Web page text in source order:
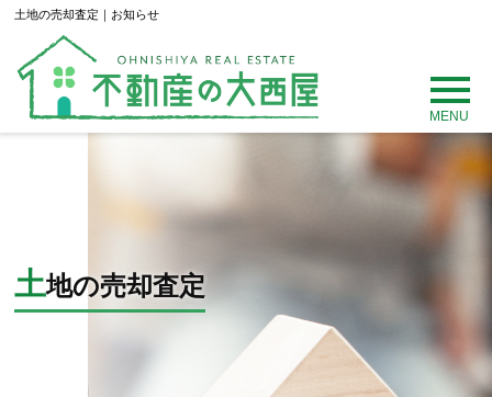
土地の売却査定｜お知らせ
MENU
土地の売却査定